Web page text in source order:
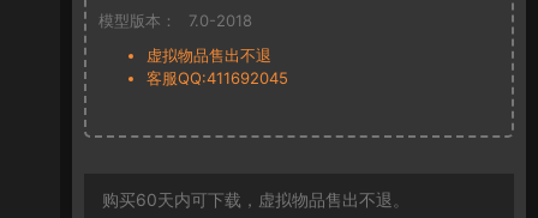
模型版本：
7.0-2018
虚拟物品售出不退
客服QQ:411692045
购买60天内可下载，虚拟物品售出不退。